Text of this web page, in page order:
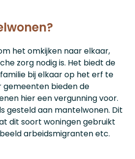
het omkijken naar elkaar,
zorg nodig is. Het biedt de
bij elkaar op het erf te
gemeenten bieden de
hier een vergunning voor.
gesteld aan mantelwonen. Dit
dit soort woningen gebruikt
arbeidsmigranten etc.